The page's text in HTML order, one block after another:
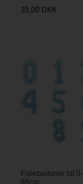
35,00 DKK
Folieballoner tal